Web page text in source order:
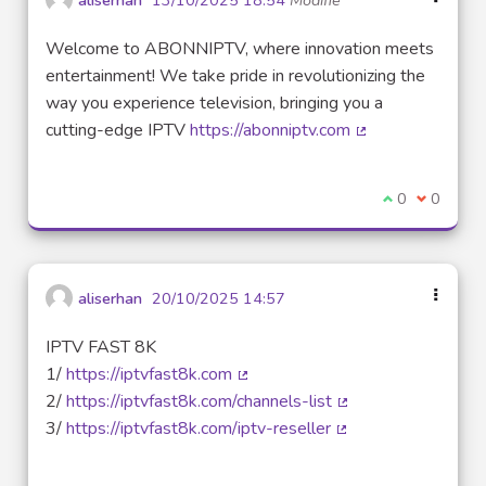
Welcome to ABONNIPTV, where innovation meets
entertainment! We take pride in revolutionizing the
way you experience television, bringing you a
cutting-edge IPTVhttps://abonniptv.com
Je suis
0 Je ne
0
aliserhan 20/10/2025 14:57
IPTV FAST 8K
1/https://iptvfast8k.com
(Lien externe)
2/https://iptvfast8k.com/channels-list
(Lien externe)
3/https://iptvfast8k.com/iptv-reseller